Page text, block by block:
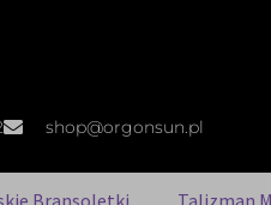
shop@orgonsun.pl
Bransoletki Talizman